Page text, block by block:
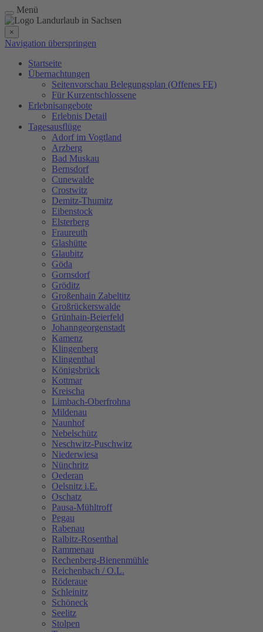
Menü
×
Navigation überspringen
Startseite
Übernachtungen
Seitenvorschau Belegungsplan (Offenes FE)
Für Kurzentschlossene
Erlebnisangebote
Erlebnis Detail
Tagesausflüge
Adorf im Vogtland
Arzberg
Bad Muskau
Bernsdorf
Cunewalde
Crostwitz
Demitz-Thumitz
Eibenstock
Elsterberg
Fraureuth
Glashütte
Glaubitz
Göda
Gornsdorf
Gröditz
Großenhain Zabeltitz
Großrückerswalde
Grünhain-Beierfeld
Johanngeorgenstadt
Kamenz
Klingenberg
Klingenthal
Königsbrück
Kottmar
Kreischa
Limbach-Oberfrohna
Mildenau
Naunhof
Nebelschütz
Neschwitz-Puschwitz
Niederwiesa
Nünchritz
Oederan
Oelsnitz i.E.
Oschatz
Pausa-Mühltroff
Pegau
Rabenau
Ralbitz-Rosenthal
Rammenau
Rechenberg-Bienenmühle
Reichenbach / O.L.
Röderaue
Schleinitz
Schöneck
Seelitz
Stolpen